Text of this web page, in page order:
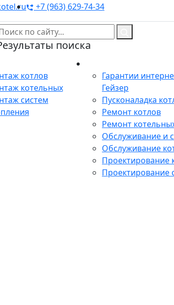
+7 (963) 629-74-34
поиска
котлов
котельных
систем
Гарантии
Гейзер
Пусконаладка
Ремонт котлов
Ремонт
Обслуживание и
Обслуживание
Проектирование
Проектирование